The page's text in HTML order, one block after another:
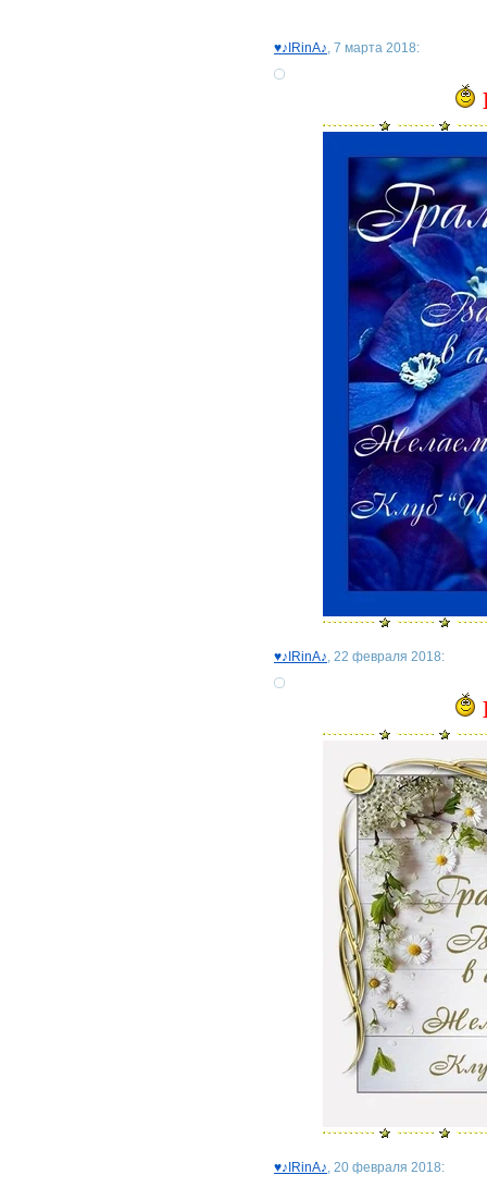
♥♪IRinA♪, 7 марта 2018:
♥♪IRinA♪, 22 февраля 2018:
♥♪IRinA♪, 20 февраля 2018: